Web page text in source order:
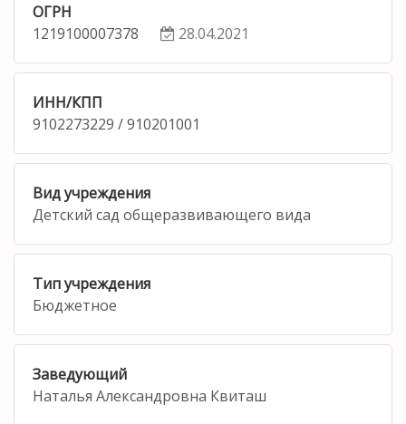
ОГРН
1219100007378
28.04.2021
ИНН/КПП
9102273229 / 910201001
Вид учреждения
Детский сад общеразвивающего вида
Тип учреждения
Бюджетное
Заведующий
Наталья Александровна Квиташ